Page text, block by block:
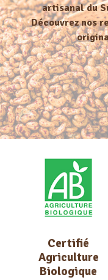
artisanal du
Découvrez nos
Certifié
Agriculture
Biologique